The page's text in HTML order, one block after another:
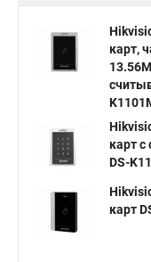
карт,
карт с
DS-
карт